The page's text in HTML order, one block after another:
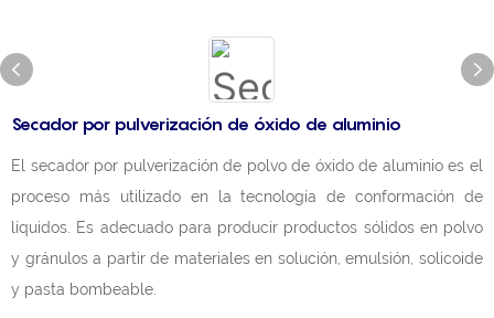
Secador por pulverización de óxido de aluminio
El secador por pulverización de polvo de óxido de aluminio es el
proceso más utilizado en la tecnología de conformación de
líquidos. Es adecuado para producir productos sólidos en polvo
y gránulos a partir de materiales en solución, emulsión, solicoide
y pasta bombeable.